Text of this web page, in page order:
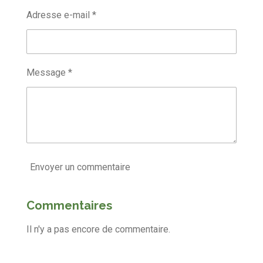
Adresse e-mail *
Message *
Envoyer un commentaire
Commentaires
Il n'y a pas encore de commentaire.